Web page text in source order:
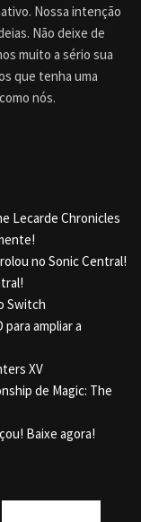
Nossa intenção
Não deixe de
muito a sério sua
que tenha uma
nós.
Lecarde Chronicles
no Sonic Central!
Switch
ampliar a
XV
de Magic: The
Baixe agora!